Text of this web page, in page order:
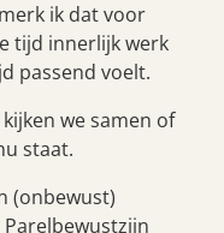
ik dat voor
tijd innerlijk werk
passend voelt.
we samen of
staat.
(onbewust)